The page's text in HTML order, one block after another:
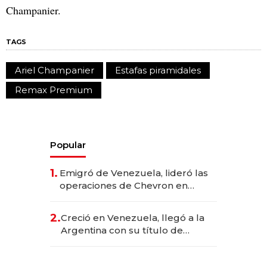
Champanier.
TAGS
Ariel Champanier
Estafas piramidales
Remax Premium
Popular
1. Emigró de Venezuela, lideró las
operaciones de Chevron en
2.Creció en Venezuela, llegó a la
Argentina con su título de